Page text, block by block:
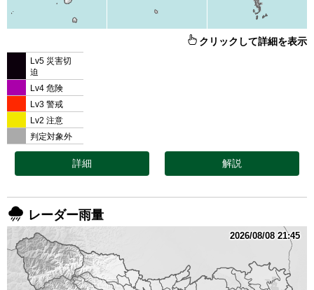
クリックして詳細を表示
Lv5 災害切
迫
Lv4 危険
Lv3 警戒
Lv2 注意
判定対象外
詳細 解説
レーダー雨量
2026/08/08 21:45